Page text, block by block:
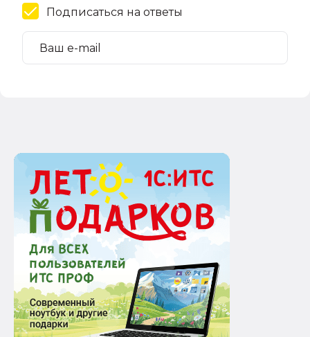
Подписаться на ответы